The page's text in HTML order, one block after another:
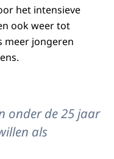
het intensieve
ook weer tot
meer jongeren
onder de 25 jaar
als